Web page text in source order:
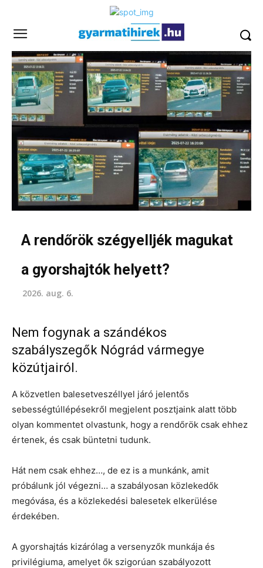
A rendőrök szégyelljék magukat
a gyorshajtók helyett?
2026. aug. 6.
Nem fogynak a szándékos
szabályszegők Nógrád vármegye
közútjairól.
A közvetlen balesetveszéllyel járó jelentős
sebességtúllépésekről megjelent posztjaink alatt több
olyan kommentet olvastunk, hogy a rendőrök csak ehhez
értenek, és csak büntetni tudunk.
Hát nem csak ehhez…, de ez is a munkánk, amit
próbálunk jól végezni… a szabályosan közlekedők
megóvása, és a közlekedési balesetek elkerülése
érdekében.
A gyorshajtás kizárólag a versenyzők munkája és
privilégiuma, amelyet ők szigorúan szabályozott